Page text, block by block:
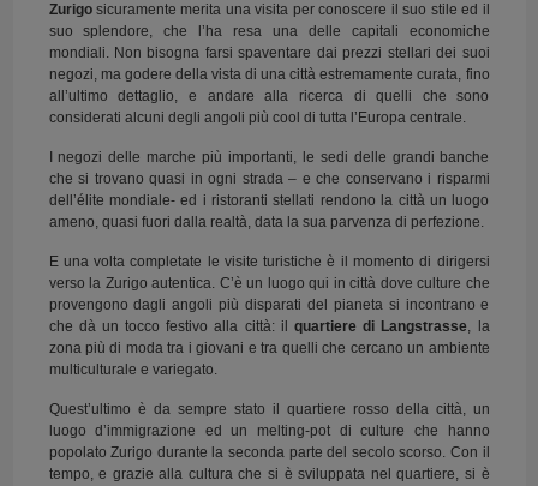
Zurigosicuramente merita una visita per conoscere il suo stile ed il
suo splendore, che l’ha resa una delle capitali economiche
mondiali. Non bisogna farsi spaventare dai prezzi stellari dei suoi
negozi, ma godere della vista di una città estremamente curata, fino
all’ultimo dettaglio, e andare alla ricerca di quelli che sono
considerati alcuni degli angoli più cool di tutta l’Europa centrale.
I negozi delle marche più importanti, le sedi delle grandi banche
che si trovano quasi in ogni strada – e che conservano i risparmi
dell’élite mondiale- ed i ristoranti stellati rendono la città un luogo
ameno, quasi fuori dalla realtà, data la sua parvenza di perfezione.
E una volta completate le visite turistiche è il momento di dirigersi
verso la Zurigo autentica. C’è un luogo qui in città dove culture che
provengono dagli angoli più disparati del pianeta si incontrano e
che dà un tocco festivo alla città: il quartiere di Langstrasse, la
zona più di moda tra i giovani e tra quelli che cercano un ambiente
multiculturale e variegato.
Quest’ultimo è da sempre stato il quartiere rosso della città, un
luogo d’immigrazione ed un melting-pot di culture che hanno
popolato Zurigo durante la seconda parte del secolo scorso. Con il
tempo, e grazie alla cultura che si è sviluppata nel quartiere, si è